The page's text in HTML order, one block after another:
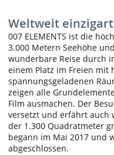
Weltweit
007 ELEMENTS ist die
3.000 Metern Seehöhe
wunderbare Reise durch
einem Platz im Freien mit
spannungsgeladenen
zeigen alle
Film ausmachen. Der
versetzt und erfährt auch
der 1.300 Quadratmeter
begann im Mai 2017 und
abgeschlossen.